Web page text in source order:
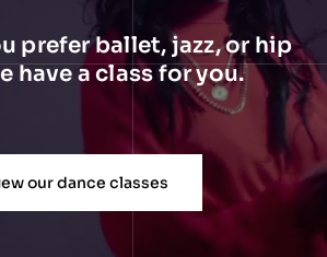
prefer ballet, jazz, or hip
have a class for you.
our dance classes